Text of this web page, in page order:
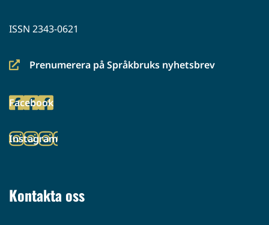
ISSN 2343-0621
Prenumerera på Språkbruks nyhetsbrev
(siirryt
palveluun)
Facebook
(siirryt
palveluun)
Instagram
(siirryt
Kontakta oss